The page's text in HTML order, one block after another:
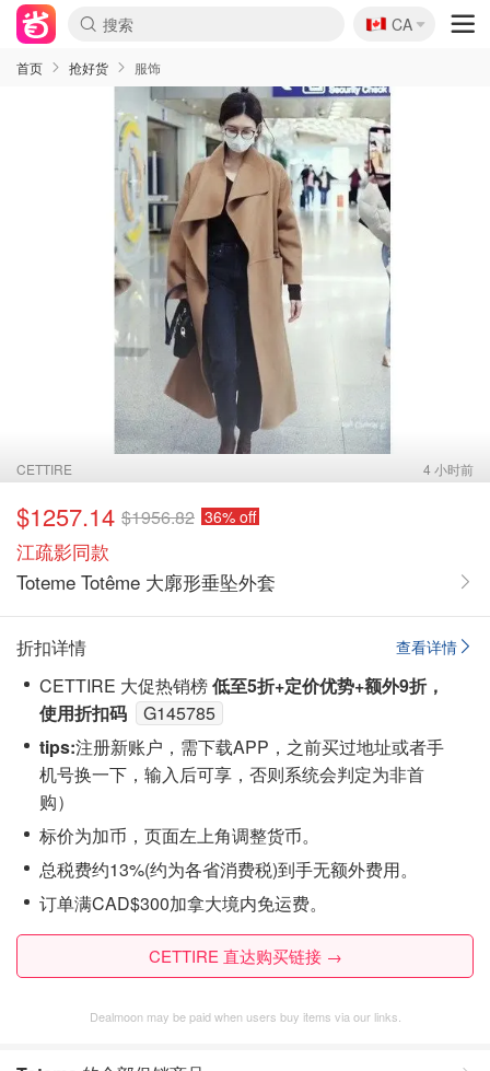
🇨🇦
CA
首页 抢好货 服饰
CETTIRE 4 小时前
$1257.14 $1956.82 36% off
江疏影同款
Toteme Totême 大廓形垂坠外套
查看详情
折扣详情
CETTIRE 大促热销榜低至5折+定价优势+额外9折，
使用折扣码
G145785
tips:注‮新册‬账户，需下载APP，之前买过地址或者手
机号换一下，输入后可享，否则系统会‮定判‬为非首
购）
标价为加币，页面左上角调整货币。
总税费约13%(约为各省消费税)到手无额外费用。
订单满CAD$300加拿大境内免运费。
CETTIRE 直达购买链接 →
Dealmoon may be paid when users buy items via our links.